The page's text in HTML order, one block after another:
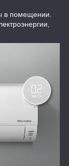
в помещении.